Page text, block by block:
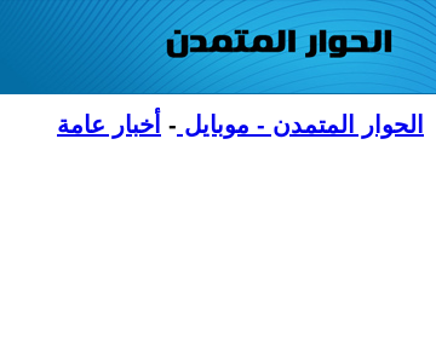
الحوار المتمدن - موبايل - أخبار عامة